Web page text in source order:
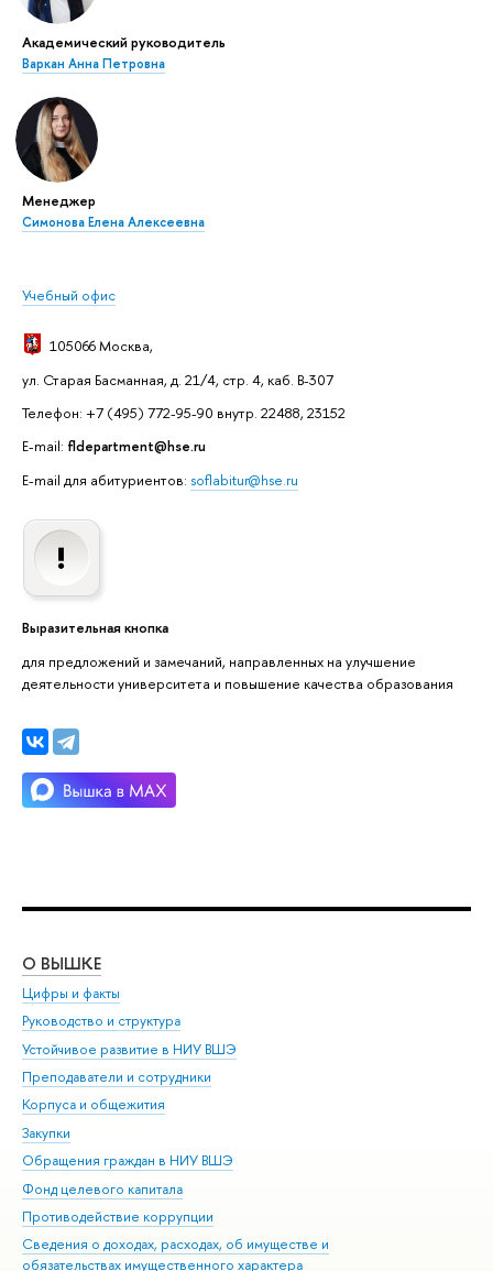
Академический руководитель
аркан Анна Петровна
Менеджер
Симонова Елена Алексеевна
Учебный офис
105066 Москва,
ул. Старая Басманная, д. 21/4, стр. 4, каб. В-307
Телефон: +7 (495) 772-95-90 внутр. 22488, 23152
E-mail: fldepartment@hse.ru
E-mail для абитуриентов: soflabitur@hse.ru
ыразительная кнопка
для предложений и замечаний, направленных на улучшение
деятельности университета и повышение качества образования
О ВЫШКЕ
Цифры и факты
Руководство и структура
Устойчивое развитие в НИУ ВШЭ
Преподаватели и сотрудники
Корпуса и общежития
Закупки
Обращения граждан в НИУ ВШЭ
Фонд целевого капитала
Противодействие коррупции
Сведения о доходах, расходах, об имуществе и
обязательствах имущественного характера